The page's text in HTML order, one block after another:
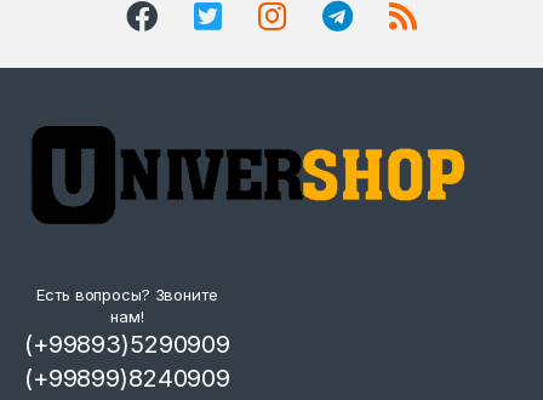
Есть вопросы? Звоните
нам!
(+99893)5290909
(+99899)8240909